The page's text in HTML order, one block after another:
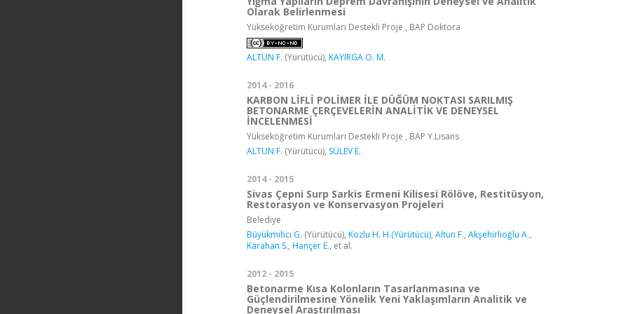
Olarak Belirlenmesi
Yükseköğretim Kurumları Destekli Proje , BAP Doktora
ALTUN F. (Yürütücü), KAYIRGA O. M.
2014 - 2016
KARBON LİFLİ POLİMER İLE DÜĞÜM NOKTASI SARILMIŞ
BETONARME ÇERÇEVELERİN ANALİTİK VE DENEYSEL
İNCELENMESİ
Yükseköğretim Kurumları Destekli Proje , BAP Y.Lisans
ALTUN F. (Yürütücü), SÜLEV E.
2014 - 2015
Sivas Çepni Surp Sarkis Ermeni Kilisesi Rölöve, Restitüsyon,
Restorasyon ve Konservasyon Projeleri
Belediye
Büyükmıhcı G. (Yürütücü), Kozlu H. H.(Yürütücü), Altun F., Akşehirlioğlu A.,
Karahan S., Hançer E., et al.
2012 - 2015
Betonarme Kısa Kolonların Tasarlanmasına ve
Güçlendirilmesine Yönelik Yeni Yaklaşımların Analitik ve
Deneysel Araştırılması